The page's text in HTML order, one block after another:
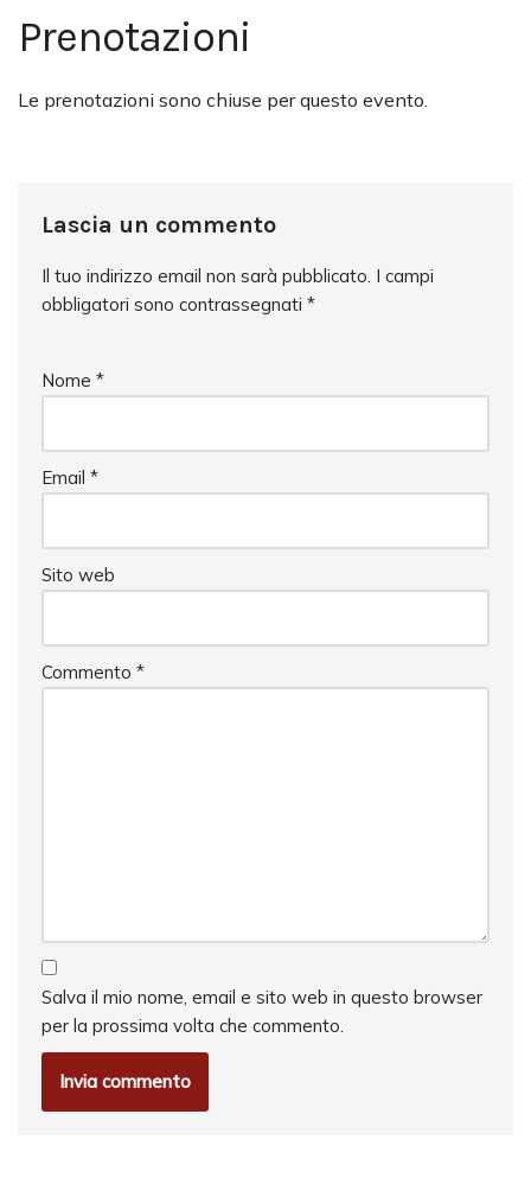
Prenotazioni
Le prenotazioni sono chiuse per questo evento.
Lascia un commento
Il tuo indirizzo email non sarà pubblicato. I campi
obbligatori sono contrassegnati *
Nome *
Email *
Sito web
Commento *
Salva il mio nome, email e sito web in questo browser
per la prossima volta che commento.